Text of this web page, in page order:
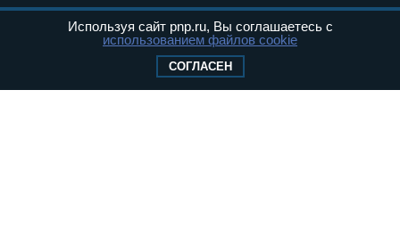
связи, информационных технологий и
массовых коммуникаций (Роскомнадзор) 05
Свидетельство о регистрации Эл № ФС77-
Используя сайт pnp.ru, Вы соглашаетесь с
использованием файлов cookie
СОГЛАСЕН